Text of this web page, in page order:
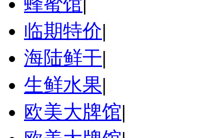
临期特价|
海陆鲜干|
生鲜水果|
欧美大牌馆|